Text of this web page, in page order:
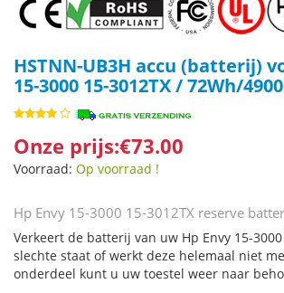
HSTNN-UB3H accu (batterij)
15-3000 15-3012TX / 72Wh/
Onze prijs:€73.00
Voorraad: Op voorraad !
Hp Envy 15-3000 15-3012TX reserve
Verkeert de batterij van uw Hp Envy 15-3000
slechte staat of werkt deze helemaal niet
onderdeel kunt u uw toestel weer naar